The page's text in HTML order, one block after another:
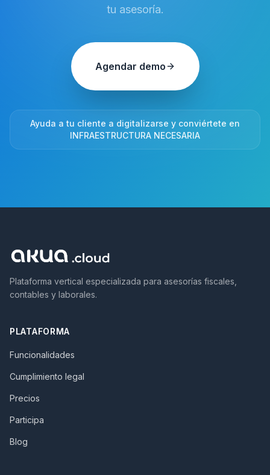
tu asesoría.
Agendar demo
Ayuda a tu cliente a digitalizarse y conviértete en
INFRAESTRUCTURA NECESARIA
Plataforma vertical especializada para asesorías fiscales,
contables y laborales.
PLATAFORMA
Funcionalidades
Cumplimiento legal
Precios
Participa
Blog